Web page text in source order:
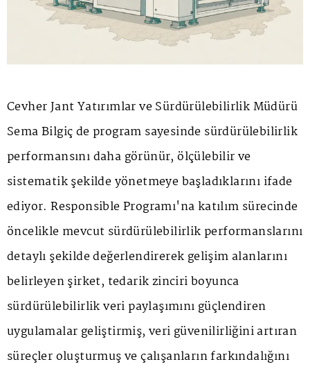
Cevher Jant Yatırımlar ve Sürdürülebilirlik Müdürü
Sema Bilgiç de program sayesinde sürdürülebilirlik
performansını daha görünür, ölçülebilir ve
sistematik şekilde yönetmeye başladıklarını ifade
ediyor. Responsible Programı'na katılım sürecinde
öncelikle mevcut sürdürülebilirlik performanslarını
detaylı şekilde değerlendirerek gelişim alanlarını
belirleyen şirket, tedarik zinciri boyunca
sürdürülebilirlik veri paylaşımını güçlendiren
uygulamalar geliştirmiş, veri güvenilirliğini artıran
süreçler oluşturmuş ve çalışanların farkındalığını